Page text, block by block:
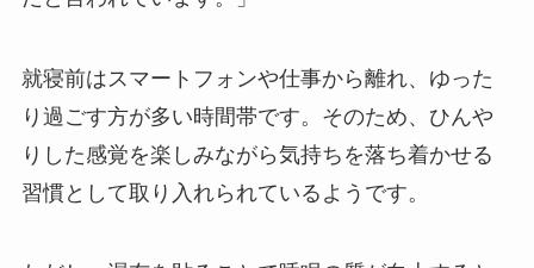
就寝前はスマートフォンや仕事から離れ、ゆった
り過ごす方が多い時間帯です。そのため、ひんや
りした感覚を楽しみながら気持ちを落ち着かせる
習慣として取り入れられているようです。